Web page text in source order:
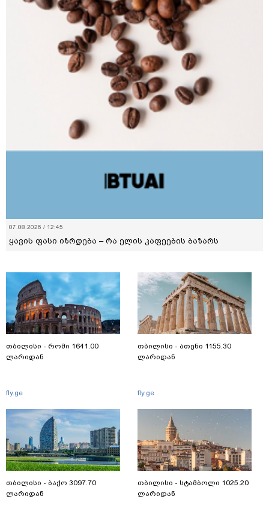
07.08.2026 / 12:45
ყავის ფასი იზრდება – რა ელის კაფეების ბაზარს
თბილისი - რომი 1641.00
ლარიდან
fly.ge
თბილისი - ბაქო 3097.70
ლარიდან
თბილისი - ათენი 1155.30
ლარიდან
fly.ge
თბილისი - სტამბოლი 1025.20
ლარიდან